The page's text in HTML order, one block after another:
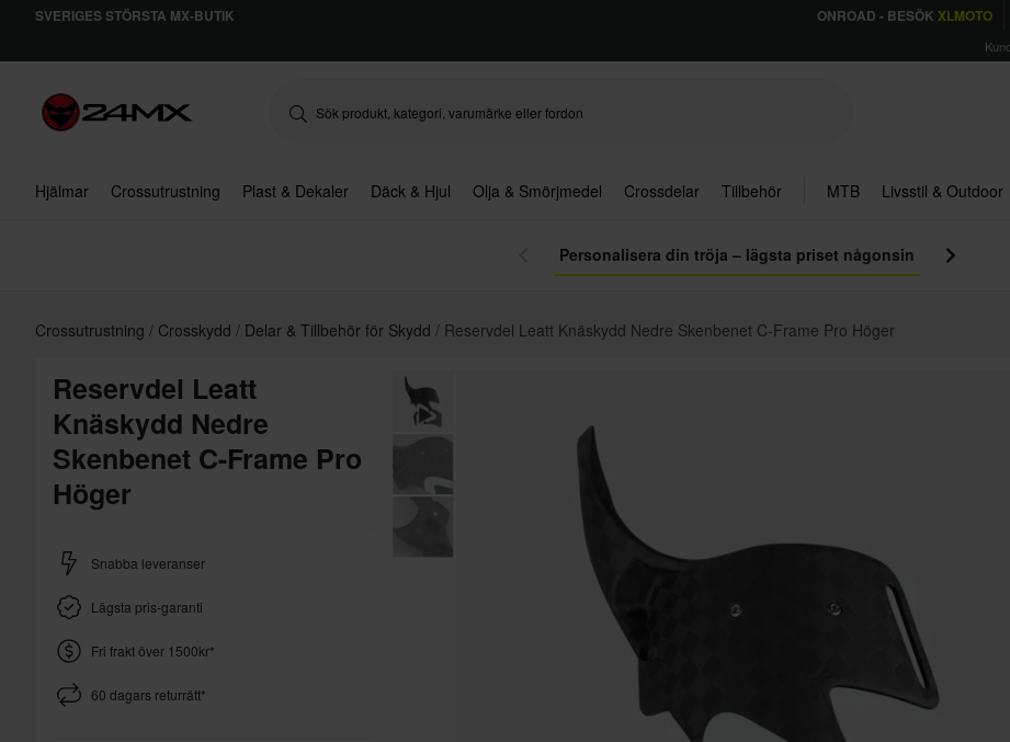
SVERIGES STÖRSTA MX-BUTIK ONROAD - BESÖK XLMOTO
Hjälmar Crossutrustning Plast & Dekaler Däck & Hjul Olja & Smörjmedel Crossdelar Tillbehör MTB Livsstil & Outdoor
Personalisera din tröja – lägsta priset någonsin
Crossutrustning Crosskydd Delar & Tillbehör för Skydd Reservdel Leatt Knäskydd Nedre Skenbenet C-Frame Pro Höger
Reservdel Leatt
Knäskydd Nedre
Skenbenet C-Frame Pro
Höger
Snabba leveranser
Lägsta pris-garanti
Fri frakt över 1500kr*
60 dagars returrätt*